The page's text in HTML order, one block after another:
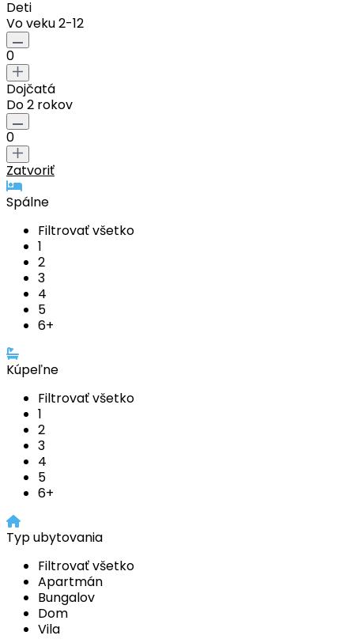
Deti
Vo veku 2-12
0
Dojčatá
Do 2 rokov
0
Zatvoriť
Spálne
Filtrovať všetko
1
2
3
4
5
6+
Kúpeľne
Filtrovať všetko
1
2
3
4
5
6+
Typ ubytovania
Filtrovať všetko
Apartmán
Bungalov
Dom
Vila